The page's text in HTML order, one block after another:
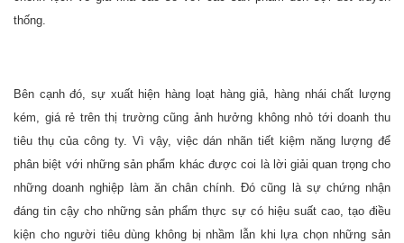
thống.
Bên cạnh đó, sự xuất hiện hàng loạt hàng giả, hàng nhái chất lượng
kém, giá rẻ trên thị trường cũng ảnh hưởng không nhỏ tới doanh thu
tiêu thụ của công ty. Vì vậy, việc dán nhãn tiết kiệm năng lượng để
phân biệt với những sản phẩm khác được coi là lời giải quan trọng cho
những doanh nghiệp làm ăn chân chính. Đó cũng là sự chứng nhận
đáng tin cậy cho những sản phẩm thực sự có hiệu suất cao, tạo điều
kiện cho người tiêu dùng không bị nhầm lẫn khi lựa chọn những sản